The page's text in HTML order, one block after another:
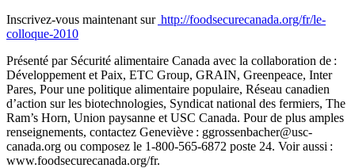
Inscrivez-vous maintenant sur http://foodsecurecanada.org/fr/le-
colloque-2010
Présenté par Sécurité alimentaire Canada avec la collaboration de :
Développement et Paix, ETC Group, GRAIN, Greenpeace, Inter
Pares, Pour une politique alimentaire populaire, Réseau canadien
d’action sur les biotechnologies, Syndicat national des fermiers, The
Ram’s Horn, Union paysanne et USC Canada. Pour de plus amples
renseignements, contactez Geneviève : ggrossenbacher@usc-
canada.org ou composez le 1-800-565-6872 poste 24. Voir aussi :
www.foodsecurecanada.org/fr.